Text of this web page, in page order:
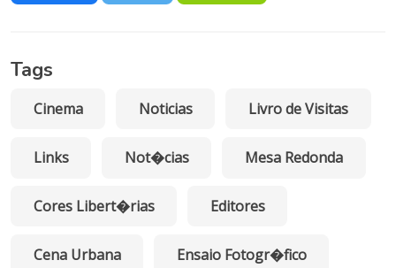
Tags
Cinema Noticias Livro de Visitas
Links Not�cias Mesa Redonda
Cores Libert�rias Editores
Cena Urbana Ensaio Fotogr�fico